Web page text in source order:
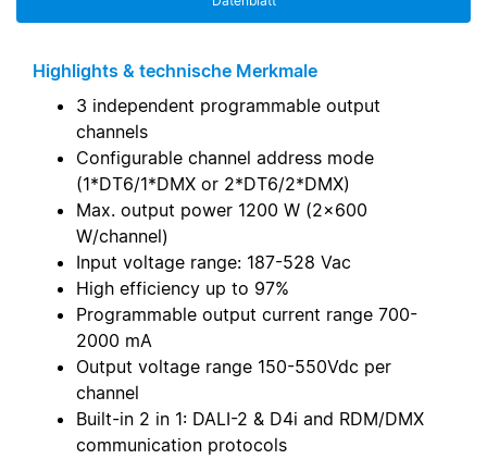
Highlights & technische Merkmale
3 independent programmable output
channels
Configurable channel address mode
(1*DT6/1*DMX or 2*DT6/2*DMX)
Max. output power 1200 W (2x600
W/channel)
Input voltage range: 187-528 Vac
High efficiency up to 97%
Programmable output current range 700-
2000 mA
Output voltage range 150-550Vdc per
channel
Built-in 2 in 1: DALI-2 & D4i and RDM/DMX
communication protocols